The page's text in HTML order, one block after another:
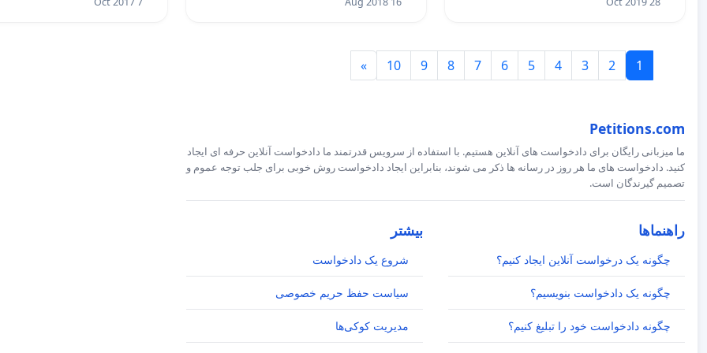
1
2
3
4
5
6
7
8
9
10
»
Petitions.com
ما میزبانی رایگان برای دادخواست های آنلاین هستیم. با استفاده از سرویس قدرتمند ما دادخواست آنلاین حرفه ای ایجاد
کنید. دادخواست های ما هر روز در رسانه ها ذکر می شوند، بنابراین ایجاد دادخواست روش خوبی برای جلب توجه عموم و
تصمیم گیرندگان است.
راهنماها
چگونه یک درخواست آنلاین ایجاد کنیم؟
چگونه یک دادخواست بنویسیم؟
چگونه دادخواست خود را تبلیغ کنیم؟
بیشتر
شروع یک دادخواست
سیاست حفظ حریم خصوصی
مدیریت کوکی‌ها